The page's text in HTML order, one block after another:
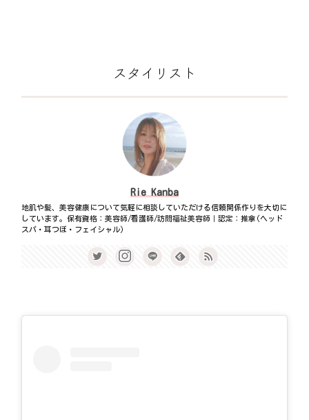
スタイリスト
Rie Kanba
地肌や髪、美容健康について気軽に相談していただける信頼関係作りを大切に
しています。保有資格：美容師/看護師/訪問福祉美容師｜認定：推拿(ヘッド
スパ・耳つぼ・フェイシャル)